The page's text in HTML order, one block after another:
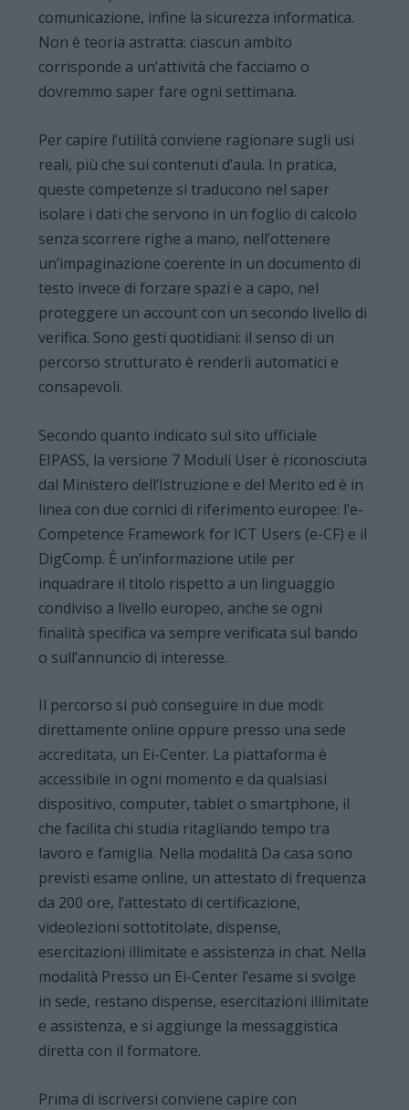
comunicazione, infine la sicurezza informatica.
Non è teoria astratta: ciascun ambito
corrisponde a un’attività che facciamo o
dovremmo saper fare ogni settimana.
Per capire l’utilità conviene ragionare sugli usi
reali, più che sui contenuti d’aula. In pratica,
queste competenze si traducono nel saper
isolare i dati che servono in un foglio di calcolo
senza scorrere righe a mano, nell’ottenere
un’impaginazione coerente in un documento di
testo invece di forzare spazi e a capo, nel
proteggere un account con un secondo livello di
verifica. Sono gesti quotidiani: il senso di un
percorso strutturato è renderli automatici e
consapevoli.
Secondo quanto indicato sul sito ufficiale
EIPASS, la versione 7 Moduli User è riconosciuta
dal Ministero dell’Istruzione e del Merito ed è in
linea con due cornici di riferimento europee: l’e-
Competence Framework for ICT Users (e-CF) e il
DigComp. È un’informazione utile per
inquadrare il titolo rispetto a un linguaggio
condiviso a livello europeo, anche se ogni
finalità specifica va sempre verificata sul bando
o sull’annuncio di interesse.
Il percorso si può conseguire in due modi:
direttamente online oppure presso una sede
accreditata, un Ei-Center. La piattaforma è
accessibile in ogni momento e da qualsiasi
dispositivo, computer, tablet o smartphone, il
che facilita chi studia ritagliando tempo tra
lavoro e famiglia. Nella modalità Da casa sono
previsti esame online, un attestato di frequenza
da 200 ore, l’attestato di certificazione,
videolezioni sottotitolate, dispense,
esercitazioni illimitate e assistenza in chat. Nella
modalità Presso un Ei-Center l’esame si svolge
in sede, restano dispense, esercitazioni illimitate
e assistenza, e si aggiunge la messaggistica
diretta con il formatore.
Prima di iscriversi conviene capire con